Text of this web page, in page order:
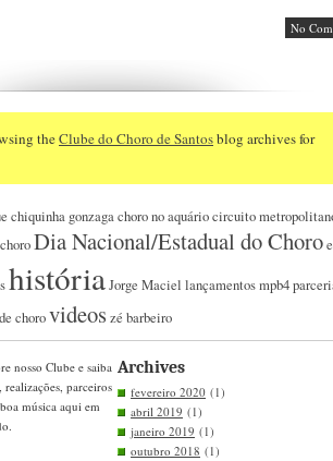
No
theClube do Choro de Santosblog archives for
chiquinha gonzagachoro no aquáriocircuito
Dia Nacional/Estadual do Choro
históriaJorge Maciel lançamentosmpb4
chorovideos zé barbeiro
nosso Clube e saiba
realizações, parceiros
música aqui em
Archives
fevereiro 2020 (1)
abril 2019 (1)
janeiro 2019 (1)
outubro 2018 (1)